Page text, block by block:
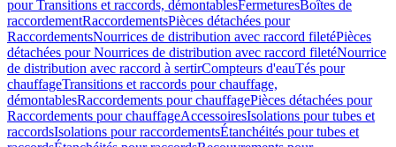
pour Transitions et raccords, démontablesFermeturesBoîtes de
raccordementRaccordementsPièces détachées pour
RaccordementsNourrices de distribution avec raccord filetéPièces
détachées pour Nourrices de distribution avec raccord filetéNourrice
de distribution avec raccord à sertirCompteurs d'eauTés pour
chauffageTransitions et raccords pour chauffage,
démontablesRaccordements pour chauffagePièces détachées pour
Raccordements pour chauffageAccessoiresIsolations pour tubes et
raccordsIsolations pour raccordementsÉtanchéités pour tubes et